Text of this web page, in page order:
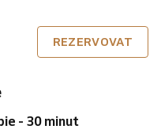
REZERVOVAT
- 30 minut